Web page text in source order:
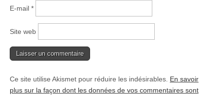
E-mail *
Site web
Ce site utilise Akismet pour réduire les indésirables. En savoir
plus sur la façon dont les données de vos commentaires sont